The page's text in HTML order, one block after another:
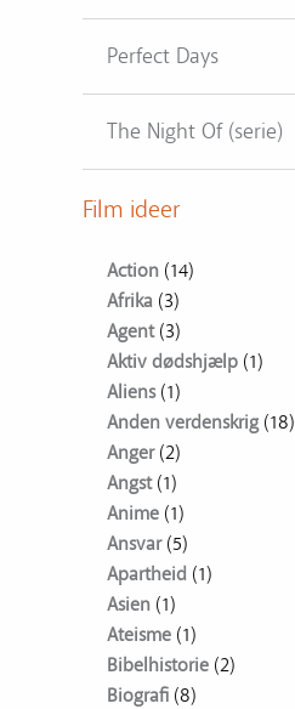
Perfect Days
The Night Of (serie)
Film ideer
Action (14)
Afrika (3)
Agent(3)
Aktiv dødshjælp (1)
Aliens(1)
Anden verdenskrig(18)
Anger(2)
Angst(1)
Anime (1)
Ansvar(5)
Apartheid (1)
Asien (1)
Ateisme (1)
Bibelhistorie (2)
Biografi (8)